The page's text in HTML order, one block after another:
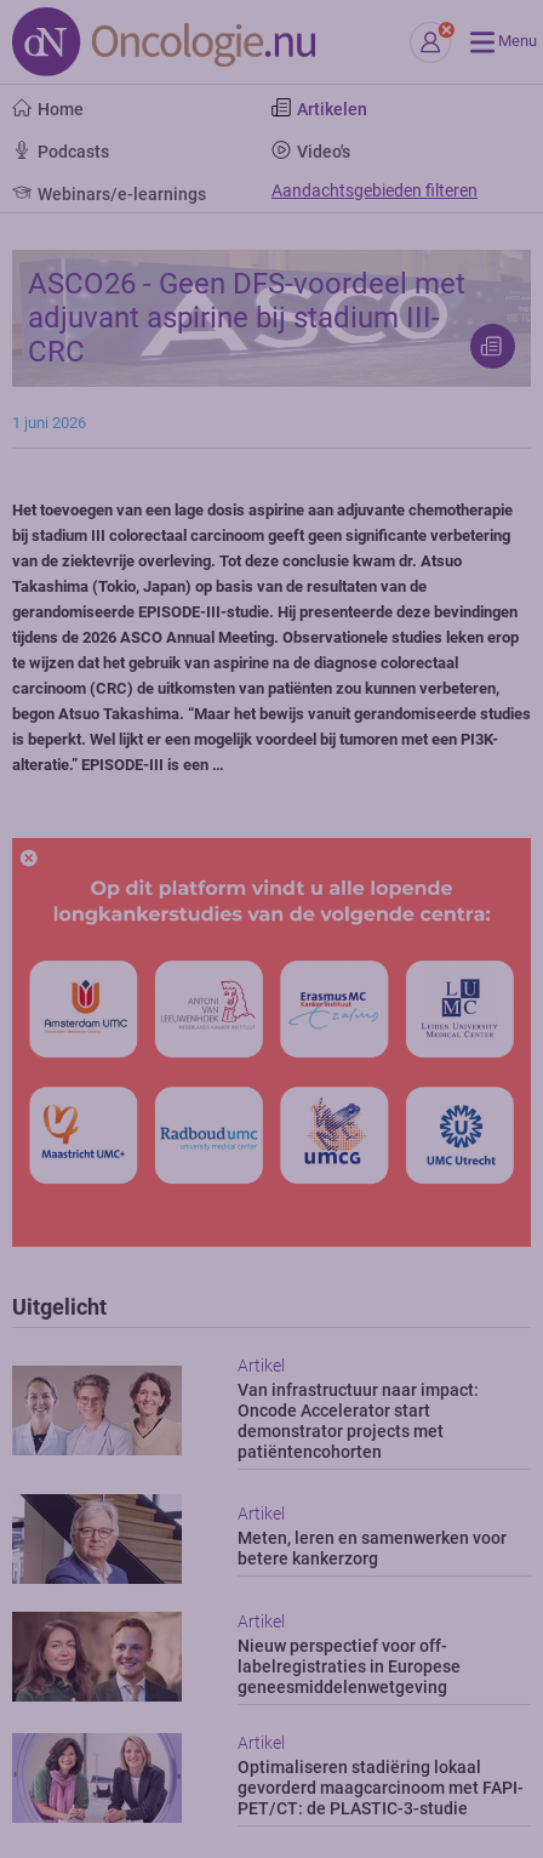
Menu
Home Artikelen
Podcasts Video's
Webinars/e-learnings Aandachtsgebieden filteren
ASCO26 - Geen DFS-voordeel met
adjuvant aspirine bij stadium III-
CRC
1 juni 2026
Het toevoegen van een lage dosis aspirine aan adjuvante chemotherapie
bij stadium III colorectaal carcinoom geeft geen significante verbetering
van de ziektevrije overleving. Tot deze conclusie kwam dr. Atsuo
Takashima (Tokio, Japan) op basis van de resultaten van de
gerandomiseerde EPISODE-III-studie. Hij presenteerde deze bevindingen
tijdens de 2026 ASCO Annual Meeting. Observationele studies leken erop
te wijzen dat het gebruik van aspirine na de diagnose colorectaal
carcinoom (CRC) de uitkomsten van patiënten zou kunnen verbeteren,
begon Atsuo Takashima. “Maar het bewijs vanuit gerandomiseerde studies
is beperkt. Wel lijkt er een mogelijk voordeel bij tumoren met een PI3K-
alteratie.” EPISODE-III is een …
Uitgelicht
Artikel
Van infrastructuur naar impact:
Oncode Accelerator start
demonstrator projects met
patiëntencohorten
Artikel
Meten, leren en samenwerken voor
betere kankerzorg
Artikel
Nieuw perspectief voor off-
labelregistraties in Europese
geneesmiddelenwetgeving
Artikel
Optimaliseren stadiëring lokaal
gevorderd maagcarcinoom met FAPI-
PET/CT: de PLASTIC-3-studie